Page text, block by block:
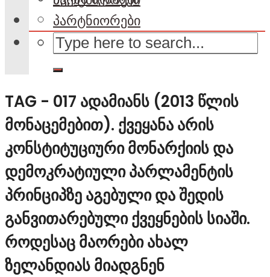
პარტნიორები
TAG - 017 ᲐᲓᲐᲛᲘᲐᲜᲡ (2013 ᲬᲚᲘᲡ
ᲛᲝᲜᲐᲪᲔᲛᲔᲑᲘᲗ). ᲥᲕᲔᲧᲐᲜᲐ ᲐᲠᲘᲡ
ᲙᲝᲜᲡᲢᲘᲢᲣᲪᲘᲣᲠᲘ ᲛᲝᲜᲐᲠᲥᲘᲘᲡ ᲓᲐ
ᲓᲔᲛᲝᲙᲠᲐᲢᲘᲣᲚᲘ ᲞᲐᲠᲚᲐᲛᲔᲜᲢᲘᲡ
ᲞᲠᲘᲜᲪᲘᲞᲖᲔ ᲐᲒᲔᲑᲣᲚᲘ ᲓᲐ ᲨᲔᲓᲘᲡ
ᲒᲐᲜᲕᲘᲗᲐᲠᲔᲑᲣᲚᲘ ᲥᲕᲔᲧᲜᲔᲑᲘᲡ ᲡᲘᲐᲨᲘ.
ᲠᲝᲓᲔᲡᲐᲪ ᲛᲐᲝᲠᲔᲑᲘ ᲐᲮᲐᲚ
ᲖᲔᲚᲐᲜᲓᲘᲐᲡ ᲛᲘᲐᲓᲒᲜᲔᲜ